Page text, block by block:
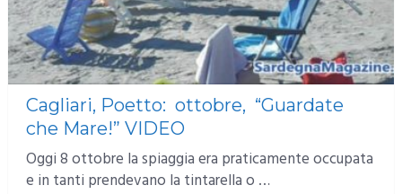
Cagliari, Poetto: ottobre, “Guardate
che Mare!” VIDEO
Oggi 8 ottobre la spiaggia era praticamente occupata
e in tanti prendevano la tintarella o …